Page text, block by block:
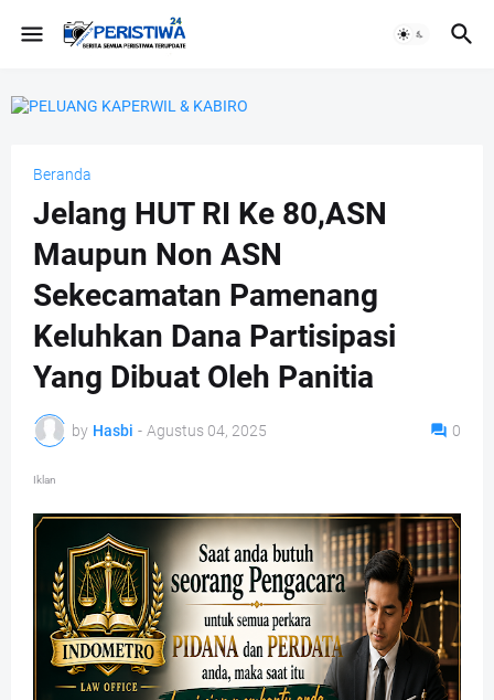
Beranda
Jelang HUT RI Ke 80,ASN
Maupun Non ASN
Sekecamatan Pamenang
Keluhkan Dana Partisipasi
Yang Dibuat Oleh Panitia
by Hasbi - Agustus 04, 2025 0
Iklan